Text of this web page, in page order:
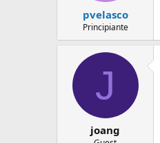
pvelasco
Principiante
J
joang